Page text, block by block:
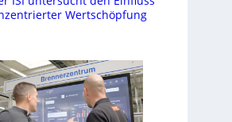
Wertschöpfung